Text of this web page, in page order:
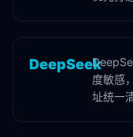
DeepSeek
度敏感
址统一